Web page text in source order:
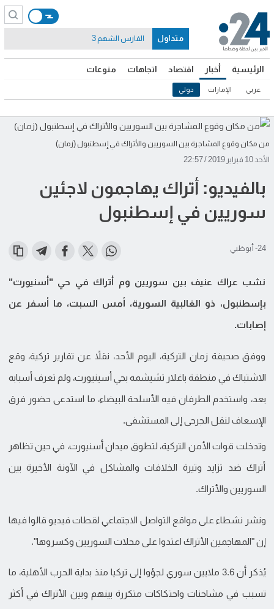
الرئيسية أخبار
عربي الإمارات دولي
اقتصاد اتجاهات منوعات
متداول الفارس الشهم 3
من مكان وقوع المشاجرة بين السوريين والأتراك في إسطنبول (زمان)
الأحد 10 فبراير 2019 / 22:57
بالفيديو: أتراك يهاجمون لاجئين
سوريين في إسطنبول
24- أبوظبي
نشب عراك عنيف بين سوريين وم أتراك في حي "أسنيورت"
بإسطنبول، ذو الغالبية السورية، أمس السبت، ما أسفر عن
إصابات.
ووفق صحيفة زمان التركية، اليوم الأحد، نقلاً عن تقارير تركية، وقع
الاشتباك في منطقة باغلار تشيشمه بحي أسينيورت، ولم تعرف أسبابه
بعد، واستخدم الطرفان فيه الأسلحة البيضاء، ما استدعى حضور فرق
الإسعاف لنقل الجرحى إلى المستشفى.
وتدخلت قوات الأمن التركية، لتطوق ميدان أسنيورت، في حين تظاهر
أتراك ضد تزايد وتيرة الخلافات والمشاكل في الآونة الأخيرة بين
السوريين والأتراك.
ونشر نشطاء على مواقع التواصل الاجتماعي لقطات فيديو قالوا فيها
إن "المهاجمين الأتراك اعتدوا على محلات السوريين وكسروها".
يُذكر أن 3.6 ملايين سوري لجؤوا إلى تركيا منذ بداية الحرب الأهلية، ما
تسبب في مشاحنات واحتكاكات متكررة بينهم وبين الأتراك في أكثر